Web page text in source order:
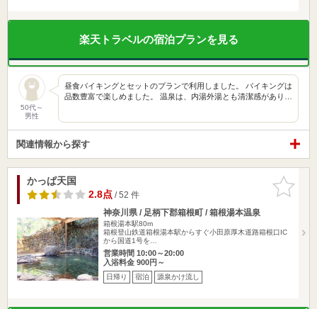
楽天トラベルの宿泊プランを見る
50代～
男性
昼食バイキングとセットのプランで利用しました。 バイキングは
品数豊富で楽しめました。 温泉は、内湯外湯とも清潔感があり…
関連情報から探す
お気に入
りに追加
かっぱ天国
2.8点/ 52 件
神奈川県 / 足柄下郡箱根町 / 箱根湯本温泉
箱根湯本駅80m
箱根登山鉄道箱根湯本駅からすぐ小田原厚木道路箱根口IC
から国道1号を…
営業時間 10:00～20:00
入浴料金 900円～
日帰り 宿泊 源泉かけ流し